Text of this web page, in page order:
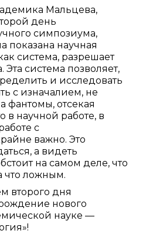
Мальцева,
день
симпозиума,
показана научная
система, разрешает
система позволяет,
и исследовать
с изначалием, не
фантомы, отсекая
в научной работе, в
с
важно. Это
а видеть
на самом деле, что
что ложным.
второго дня
нового
науке —